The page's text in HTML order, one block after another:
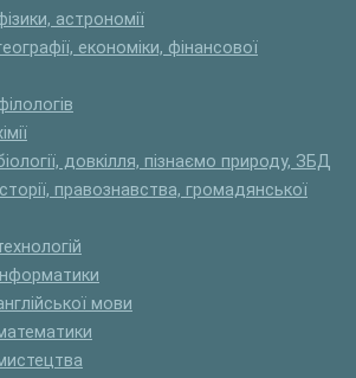
астрономії
економіки, фінансової
довкілля, пізнаємо природу, ЗБД
правознавства, громадянської
мови